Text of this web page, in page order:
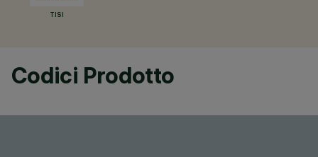
TISI
Codici Prodotto